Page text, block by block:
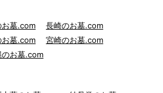
お墓.com
長崎のお墓.com
お墓.com
宮崎のお墓.com
のお墓.com